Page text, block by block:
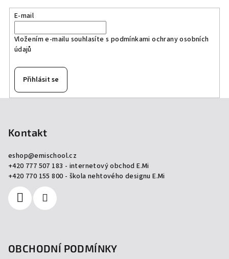
E-mail
Vložením e-mailu souhlasíte s podmínkami ochrany osobních
údajů
Přihlásit se
Kontakt
eshop@emischool.cz
+420 777 507 183 - internetový obchod E.Mi
+420 770 155 800 - škola nehtového designu E.Mi
OBCHODNÍ PODMÍNKY